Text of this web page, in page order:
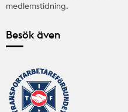
medlemstidning.
Besök även